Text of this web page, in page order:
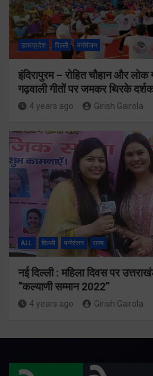
उत्तरप्रदेश दिल्ली मनोरंजन
इंदिरापुरम – रोहित चौहान और लोक
गढ़वाली गीतों पर जमकर थिरके
4 years ago Girish Gairola
ALL दिल्ली मनोरंजन राज्य
नई दिल्ली : महिला दिवस पर
“कल्याणी सम्मान 2022”
4 years ago Girish Gairola